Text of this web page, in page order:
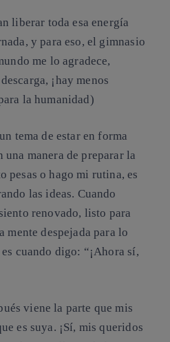
liberar toda esa energía
y para eso, el gimnasio
me lo agradece,
¡hay menos
la humanidad)
tema de estar en forma
una manera de preparar la
pesas o hago mi rutina, es
las ideas. Cuando
renovado, listo para
mente despejada para lo
cuando digo: “¡Ahora sí,
viene la parte que mis
es suya. ¡Sí, mis queridos